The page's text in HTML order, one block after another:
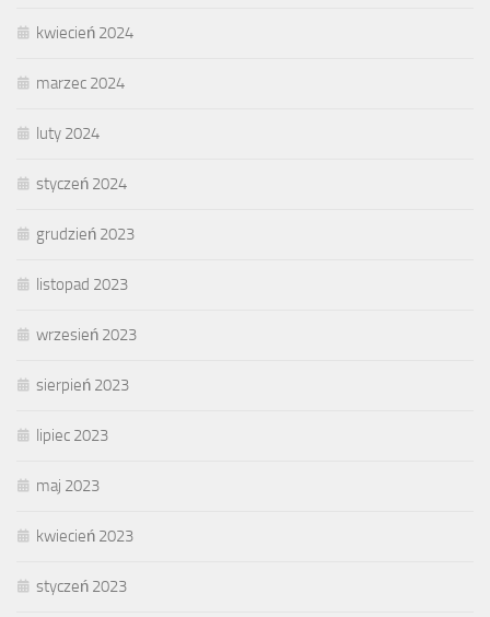
kwiecień 2024
marzec 2024
luty 2024
styczeń 2024
grudzień 2023
listopad 2023
wrzesień 2023
sierpień 2023
lipiec 2023
maj 2023
kwiecień 2023
styczeń 2023